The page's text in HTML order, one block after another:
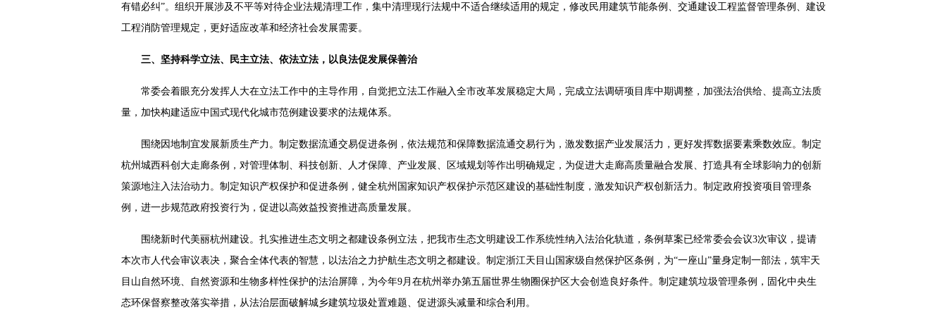
有错必纠”。组织开展涉及不平等对待企业法规清理工作，集中清理现行法规中不适合继续适用的规定，修改民用建筑节能条例、交通建设工程监督管理条例、建设
工程消防管理规定，更好适应改革和经济社会发展需要。
三、坚持科学立法、民主立法、依法立法，以良法促发展保善治
常委会着眼充分发挥人大在立法工作中的主导作用，自觉把立法工作融入全市改革发展稳定大局，完成立法调研项目库中期调整，加强法治供给、提高立法质
量，加快构建适应中国式现代化城市范例建设要求的法规体系。
围绕因地制宜发展新质生产力。制定数据流通交易促进条例，依法规范和保障数据流通交易行为，激发数据产业发展活力，更好发挥数据要素乘数效应。制定
杭州城西科创大走廊条例，对管理体制、科技创新、人才保障、产业发展、区域规划等作出明确规定，为促进大走廊高质量融合发展、打造具有全球影响力的创新
策源地注入法治动力。制定知识产权保护和促进条例，健全杭州国家知识产权保护示范区建设的基础性制度，激发知识产权创新活力。制定政府投资项目管理条
例，进一步规范政府投资行为，促进以高效益投资推进高质量发展。
围绕新时代美丽杭州建设。扎实推进生态文明之都建设条例立法，把我市生态文明建设工作系统性纳入法治化轨道，条例草案已经常委会会议3次审议，提请
本次市人代会审议表决，聚合全体代表的智慧，以法治之力护航生态文明之都建设。制定浙江天目山国家级自然保护区条例，为“一座山”量身定制一部法，筑牢天
目山自然环境、自然资源和生物多样性保护的法治屏障，为今年9月在杭州举办第五届世界生物圈保护区大会创造良好条件。制定建筑垃圾管理条例，固化中央生
态环保督察整改落实举措，从法治层面破解城乡建筑垃圾处置难题、促进源头减量和综合利用。